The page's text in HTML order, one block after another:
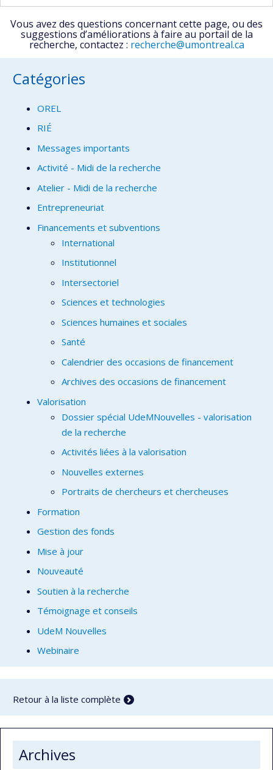
Vous avez des questions concernant cette page, ou des
suggestions d’améliorations à faire au portail de la
recherche, contactez : recherche@umontreal.ca
Catégories
OREL
RIÉ
Messages importants
Activité - Midi de la recherche
Atelier - Midi de la recherche
Entrepreneuriat
Financements et subventions
International
Institutionnel
Intersectoriel
Sciences et technologies
Sciences humaines et sociales
Santé
Calendrier des occasions de financement
Archives des occasions de financement
Valorisation
Dossier spécial UdeMNouvelles - valorisation
de la recherche
Activités liées à la valorisation
Nouvelles externes
Portraits de chercheurs et chercheuses
Formation
Gestion des fonds
Mise à jour
Nouveauté
Soutien à la recherche
Témoignage et conseils
UdeM Nouvelles
Webinaire
Retour à la liste complète
Archives